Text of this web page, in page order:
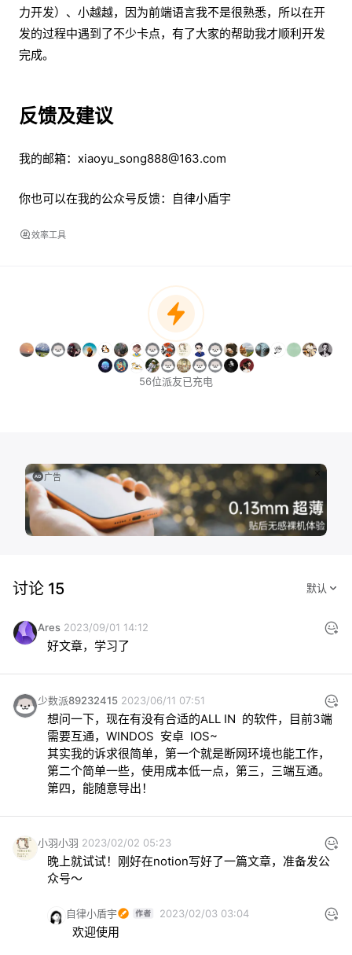
力开发）、小越越，因为前端语言我不是很熟悉，所以在开
发的过程中遇到了不少卡点，有了大家的帮助我才顺利开发
完成。
反馈及建议
我的邮箱：xiaoyu_song888@163.com
你也可以在我的公众号反馈：自律小盾宇
效率工具
56位派友已充电
广告
讨论 15
Ares 2023/09/01 14:12
好文章，学习了
少数派89232415 2023/06/11 07:51
想问一下，现在有没有合适的ALL IN  的软件，目前3端
需要互通，WINDOS  安卓  IOS~
其实我的诉求很简单，第一个就是断网环境也能工作，
第二个简单一些，使用成本低一点，第三，三端互通。
第四，能随意导出！
小羽小羽 2023/02/02 05:23
晚上就试试！刚好在notion写好了一篇文章，准备发公
众号～
自律小盾宇 2023/02/03 03:04
欢迎使用